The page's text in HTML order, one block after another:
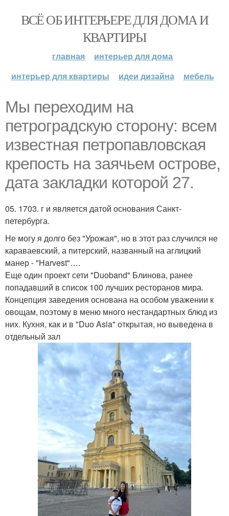
ВСЁ ОБ ИНТЕРЬЕРЕ ДЛЯ ДОМА И
КВАРТИРЫ
главная
интерьер для дома
интерьер для квартиры
идеи дизайна мебель
Мы переходим на
петроградскую сторону: всем
известная петропавловская
крепость на заячьем острове,
дата закладки которой 27.
05. 1703. г и является датой основания Санкт-
петербурга.
Не могу я долго без "Урожая", но в этот раз случился не
караваевский, а питерский, названный на аглицкий
манер - "Harvest"….
Еще один проект сети "Duoband" Блинова, ранее
попадавший в список 100 лучших ресторанов мира.
Концепция заведения основана на особом уважении к
овощам, поэтому в меню много нестандартных блюд из
них. Кухня, как и в "Duo Asia" открытая, но выведена в
отдельный зал